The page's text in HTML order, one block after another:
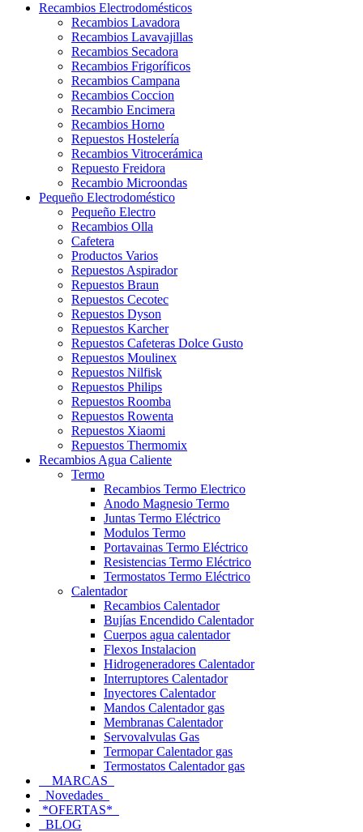
Recambios Electrodomésticos
Recambios Lavadora
Recambios Lavavajillas
Recambios Secadora
Recambios Frigoríficos
Recambios Campana
Recambios Coccion
Recambio Encimera
Recambios Horno
Repuestos Hostelería
Recambios Vitrocerámica
Repuesto Freidora
Recambio Microondas
Pequeño Electrodoméstico
Pequeño Electro
Recambios Olla
Cafetera
Productos Varios
Repuestos Aspirador
Repuestos Braun
Repuestos Cecotec
Repuestos Dyson
Repuestos Karcher
Repuestos Cafeteras Dolce Gusto
Repuestos Moulinex
Repuestos Nilfisk
Repuestos Philips
Repuestos Roomba
Repuestos Rowenta
Repuestos Xiaomi
Repuestos Thermomix
Recambios Agua Caliente
Termo
Recambios Termo Electrico
Anodo Magnesio Termo
Juntas Termo Eléctrico
Modulos Termo
Portavainas Termo Eléctrico
Resistencias Termo Eléctrico
Termostatos Termo Eléctrico
Calentador
Recambios Calentador
Bujías Encendido Calentador
Cuerpos agua calentador
Flexos Instalacion
Hidrogeneradores Calentador
Interruptores Calentador
Inyectores Calentador
Mandos Calentador gas
Membranas Calentador
Servovalvulas Gas
Termopar Calentador gas
Termostatos Calentador gas
MARCAS
Novedades
*OFERTAS*
BLOG